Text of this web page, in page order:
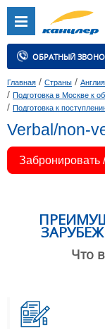
ОБРАТНЫЙ
Главная / Страны / Англия
/ Подготовка в Москве к
/ Подготовка к
Verbal/non-
Забронировать
Что